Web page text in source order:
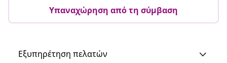
Υπαναχώρηση από τη σύμβαση
Εξυπηρέτηση πελατών